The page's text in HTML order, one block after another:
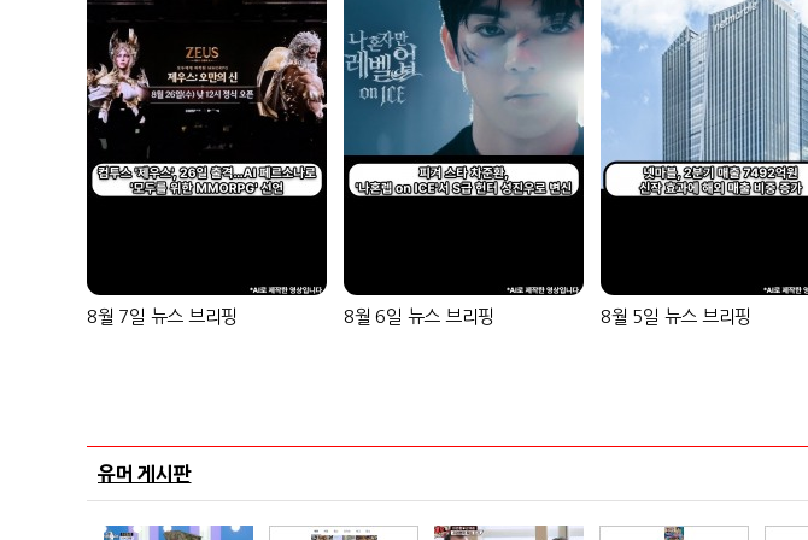
8월 7일 뉴스 브리핑 8월 6일 뉴스 브리핑 8월 5일 뉴스 브리핑
유머 게시판